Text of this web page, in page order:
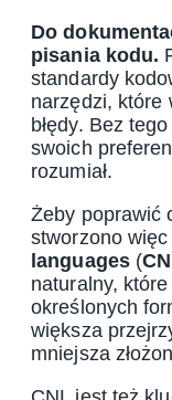
Do
pisania kodu.
standardy
narzędzi, które
błędy. Bez
swoich
rozumiał.
Żeby poprawić
stworzono
languages(
naturalny,
określonych
większa
mniejsza